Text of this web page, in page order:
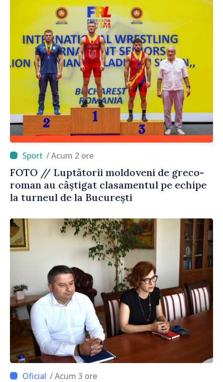
/ Acum 2 ore
FOTO // Luptătorii moldoveni de greco-
roman au câștigat clasamentul pe echipe
la turneul de la București
/ Acum 3 ore